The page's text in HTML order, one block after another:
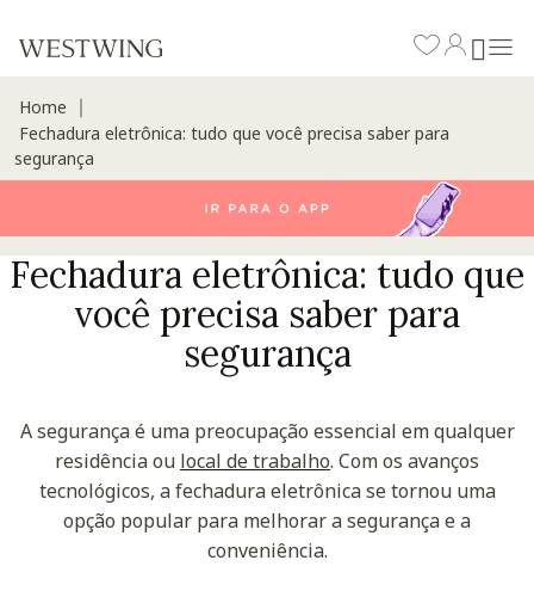
Home
Fechadura eletrônica: tudo que você precisa saber para
segurança
Fechadura eletrônica: tudo que
você precisa saber para
segurança
A segurança é uma preocupação essencial em qualquer
residência ou local de trabalho. Com os avanços
tecnológicos, a fechadura eletrônica se tornou uma
opção popular para melhorar a segurança e a
conveniência.